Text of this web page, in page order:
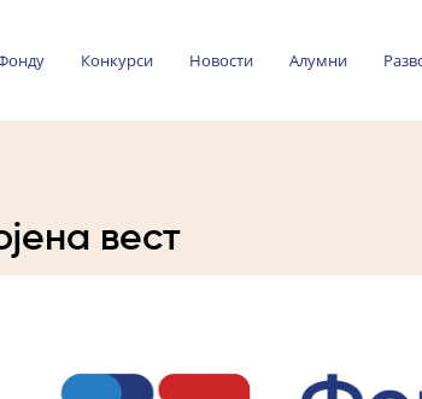
Конкурси Новости Алумни
вест